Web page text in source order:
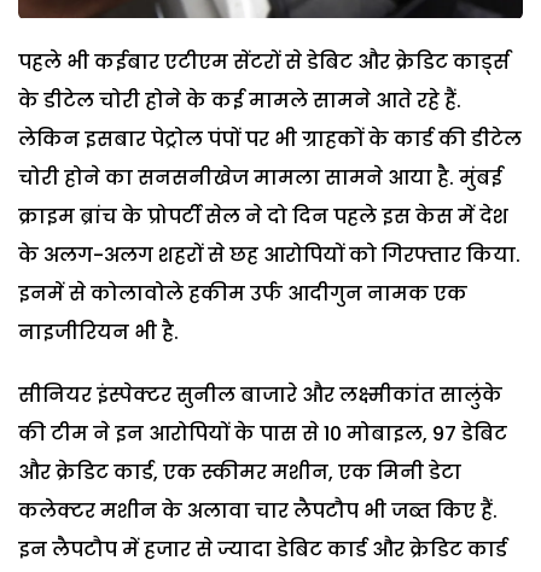
पहले भी कईबार एटीएम सेंटरों से डेबिट और क्रेडिट कार्ड्स
के डीटेल चोरी होने के कई मामले सामने आते रहे हैं.
लेकिन इसबार पेट्रोल पंपों पर भी ग्राहकों के कार्ड की डीटेल
चोरी होने का सनसनीखेज मामला सामने आया है. मुंबई
क्राइम ब्रांच के प्रोपर्टी सेल ने दो दिन पहले इस केस में देश
के अलग-अलग शहरों से छह आरोपियों को गिरफ्तार किया.
इनमें से कोलावोले हकीम उर्फ आदीगुन नामक एक
नाइजीरियन भी है.
सीनियर इंस्पेक्टर सुनील बाजारे और लक्ष्मीकांत सालुंके
की टीम ने इन आरोपियों के पास से 10 मोबाइल, 97 डेबिट
और क्रेडिट कार्ड, एक स्कीमर मशीन, एक मिनी डेटा
कलेक्टर मशीन के अलावा चार लैपटौप भी जब्त किए हैं.
इन लैपटौप में हजार से ज्यादा डेबिट कार्ड और क्रेडिट कार्ड